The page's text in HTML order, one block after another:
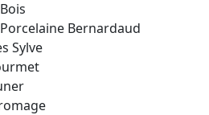
Bernardaud
Sylve